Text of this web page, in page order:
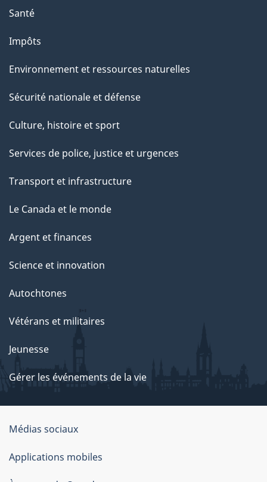
Santé
Impôts
Environnement et ressources naturelles
Sécurité nationale et défense
Culture, histoire et sport
Services de police, justice et urgences
Transport et infrastructure
Le Canada et le monde
Argent et finances
Science et innovation
Autochtones
Vétérans et militaires
Jeunesse
Gérer les événements de la vie
Organisation
du
gouvernement
Médias sociaux
Applications mobiles